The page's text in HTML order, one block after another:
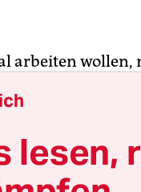
arbeiten wollen,
Geschichte
haben jetzt
und die
lesen,